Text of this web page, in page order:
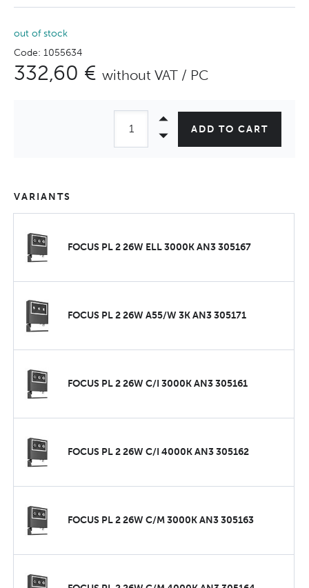
out of stock
Code: 1055634
332,60 € without VAT / PC
ADD TO CART
VARIANTS
FOCUS PL 2 26W ELL 3000K AN3 305167
FOCUS PL 2 26W A55/W 3K AN3 305171
FOCUS PL 2 26W C/I 3000K AN3 305161
FOCUS PL 2 26W C/I 4000K AN3 305162
FOCUS PL 2 26W C/M 3000K AN3 305163